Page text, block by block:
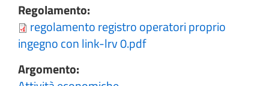
Regolamento:
regolamento registro operatori proprio
ingegno con link-lrv 0.pdf
Argomento: